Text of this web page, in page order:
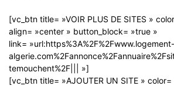
[vc_btn title= »VOIR PLUS DE SITES »
align= »center » button_block= »true »
link= »url:https%3A%2F%2Fwww.logement-
temouchent%2F||| »]
[vc_btn title= »AJOUTER UN SITE »